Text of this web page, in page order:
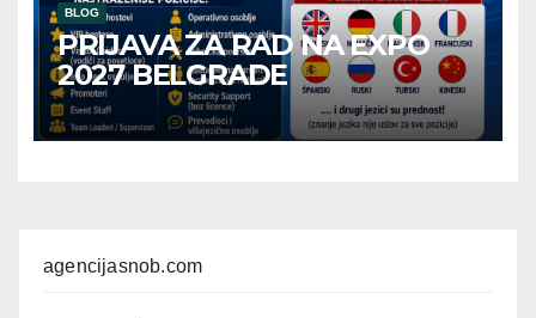
BLOG
PRIJAVA ZA RAD NA EXPO
2027 BELGRADE
agencijasnob.com